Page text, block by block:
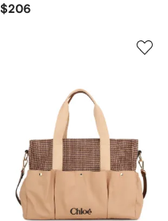
$206